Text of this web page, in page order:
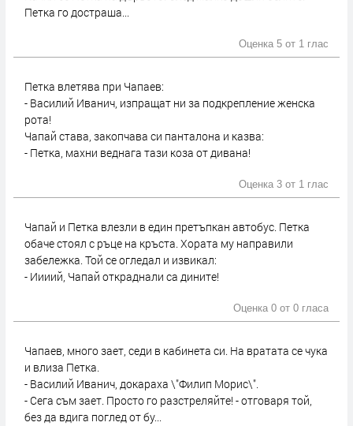
Петка го достраша...
Оценка 5 от 1 глас
Петка влетява при Чапаев:
- Василий Иванич, изпращат ни за подкрепление женска
рота!
Чапай става, закопчава си панталона и казва:
- Петка, махни веднага тази коза от дивана!
Оценка 3 от 1 глас
Чапай и Петка влезли в един претъпкан автобус. Петка
обаче стоял с ръце на кръста. Хората му направили
забележка. Той се огледал и извикал:
- Иииий, Чапай откраднали са дините!
Оценка 0 от 0 гласа
Чапаев, много зает, седи в кабинета си. На вратата се чука
и влиза Петка.
- Василий Иванич, докараха \"Филип Морис\".
- Сега съм зает. Просто го разстреляйте! - отговаря той,
без да вдига поглед от бу...